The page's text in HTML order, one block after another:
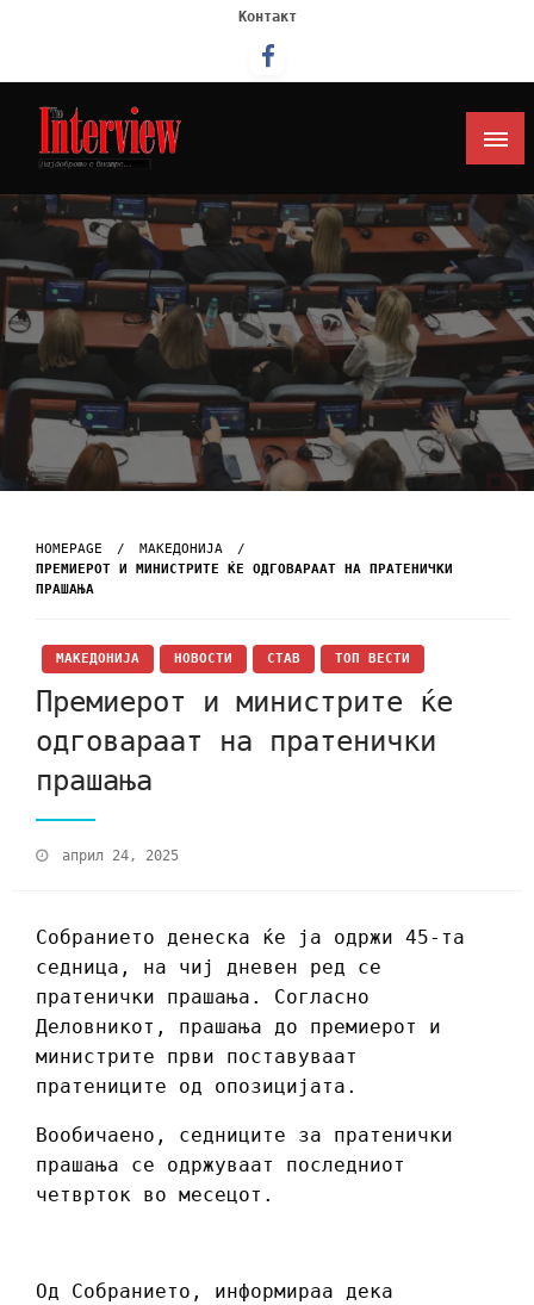
Контакт
Интервју
HOMEPAGE
МАКЕДОНИЈА
ПРЕМИЕРОТ И МИНИСТРИТЕ ЌЕ ОДГОВАРААТ НА ПРАТЕНИЧКИ
ПРАШАЊА
МАКЕДОНИЈА НОВОСТИ СТАВ ТОП ВЕСТИ
Премиерот и министрите ќе
одговараат на пратенички
прашања
април 24, 2025
Собранието денеска ќе ја одржи 45-та
седница, на чиј дневен ред се
пратенички прашања. Согласно
Деловникот, прашања до премиерот и
министрите први поставуваат
пратениците од опозицијата.
Вообичаено, седниците за пратенички
прашања се одржуваат последниот
четврток во месецот.
Од Собранието, информираа дека